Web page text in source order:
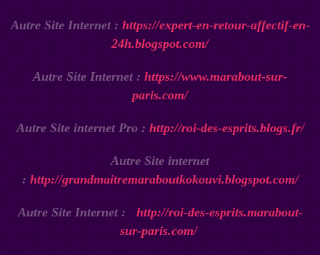
Autre Site Internet : https://expert-en-retour-affectif-en-
24h.blogspot.com/
Autre Site Internet : https://www.marabout-sur-
paris.com/
Autre Site internet Pro : http://roi-des-esprits.blogs.fr/
Autre Site internet
: http://grandmaitremaraboutkokouvi.blogspot.com/
Autre Site Internet : http://roi-des-esprits.marabout-
sur-paris.com/